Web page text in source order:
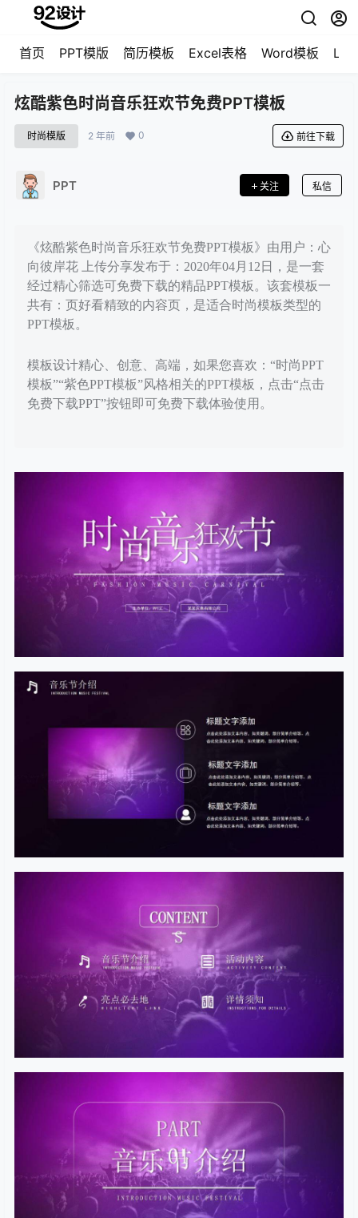
首页 PPT模版 简历模板 Excel表格 Word模板
炫酷紫色时尚音乐狂欢节免费PPT模板
时尚模版 2 年前 0 前往下载
PPT 关注 私信
《炫酷紫色时尚音乐狂欢节免费PPT模板》由用户：心
向彼岸花 上传分享发布于：2020年04月12日，是一套
经过精心筛选可免费下载的精品PPT模板。该套模板一
共有：页好看精致的内容页，是适合时尚模板类型的
PPT模板。
模板设计精心、创意、高端，如果您喜欢：“时尚PPT
模板”“紫色PPT模板”风格相关的PPT模板，点击“点击
免费下载PPT”按钮即可免费下载体验使用。